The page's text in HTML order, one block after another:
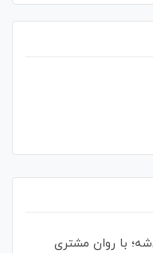
با روان مشتری